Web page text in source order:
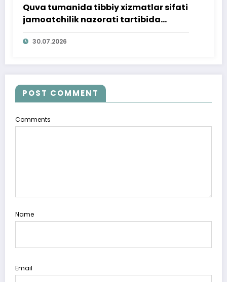
Quva tumanida tibbiy xizmatlar sifati
jamoatchilik nazorati tartibida
o‘rganildi
30.07.2026
POST COMMENT
Comments
Name
Email